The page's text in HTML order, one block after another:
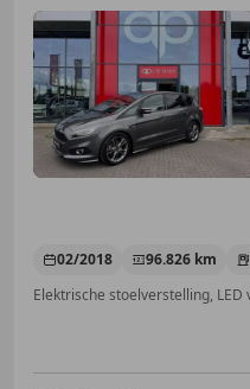
02/2018 96.826 km